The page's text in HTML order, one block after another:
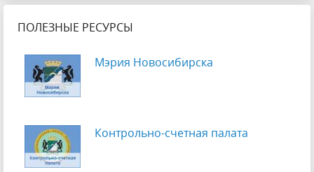
ПОЛЕЗНЫЕ РЕСУРСЫ
Мэрия Новосибирска
Контрольно-счетная палата